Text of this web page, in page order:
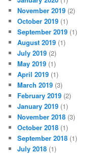
November 2019 (2)
October 2019 (1)
September 2019 (1)
August 2019 (1)
July 2019 (2)
May 2019 (1)
April 2019 (1)
March 2019 (3)
February 2019 (2)
January 2019 (1)
November 2018 (3)
October 2018 (1)
September 2018 (1)
July 2018 (1)